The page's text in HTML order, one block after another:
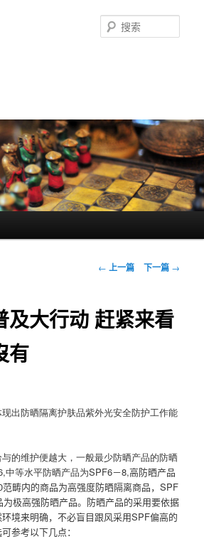
索
文
航
← 上一篇 下一篇 →
及大行动 赶紧来看
有
出防晒隔离护肤品紫外光安全防护工作能
的维护便越大，一般最少防晒产品的防晒
中等水平防晒产品为SPF6－8,高防晒产品
范畴内的商品为高强度防晒隔离商品，SPF
为极高强防晒产品。防晒产品的采用要依据
境来明确，不必盲目跟风采用SPF偏高的
参考以下几点：